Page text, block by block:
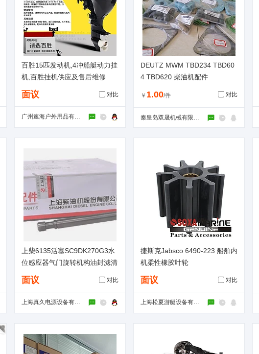
百胜15匹发动机,4冲船艇动力挂
机,百胜挂机供应及售后维修
面议 对比
广州速海户外用品有限公司
DEUTZ MWM TBD234 TBD60
4 TBD620 柴油机配件
￥ 1.00/件 对比
秦皇岛双晟机械有限公司
上柴6135活塞SC9DK270G3水
位感应器气门旋转机构油封滤清
器增压器缸垫排气管
面议 对比
上海真久电源设备有限公司
捷斯克Jabsco 6490-223 船舶内
机柔性橡胶叶轮
面议 对比
上海松夏游艇设备有限公司